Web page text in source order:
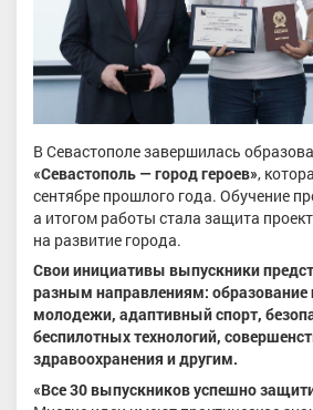
В Севастополе завершилась
«Севастополь — город героев»,
сентябре прошлого года. Обучение
а итогом работы стала защита
на развитие города.
Свои инициативы выпускники
разным направлениям: образование
молодежи, адаптивный спорт,
беспилотных технологий,
здравоохранения и другим.
«Все 30 выпускников успешно